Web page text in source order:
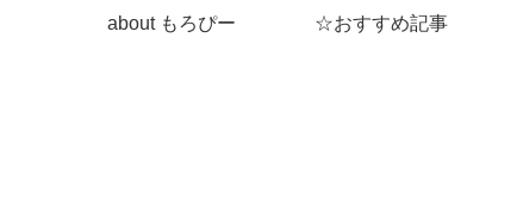
about もろぴー ☆おすすめ記事